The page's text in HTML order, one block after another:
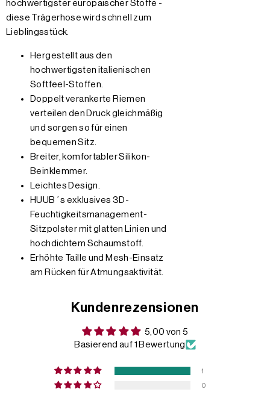
hochwertigster europäischer Stoffe -
diese Trägerhose wird schnell zum
Lieblingsstück.
Hergestellt aus den
hochwertigsten italienischen
Softfeel-Stoffen.
Doppelt verankerte Riemen
verteilen den Druck gleichmäßig
und sorgen so für einen
bequemen Sitz.
Breiter, komfortabler Silikon-
Beinklemmer.
Leichtes Design.
HUUB´s exklusives 3D-
Feuchtigkeitsmanagement-
Sitzpolster mit glatten Linien und
hochdichtem Schaumstoff.
Erhöhte Taille und Mesh-Einsatz
am Rücken für Atmungsaktivität.
Kundenrezensionen
5,00 von 5
Basierend auf 1 Bewertung
1
0